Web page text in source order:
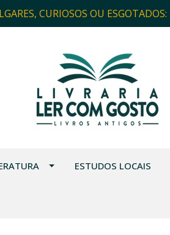
CURIOSOS OU
ESTUDOS LOCAIS